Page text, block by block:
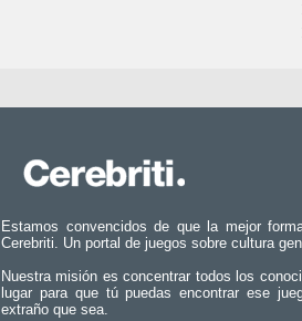
Estamos convencidos de que la mejor
Cerebriti. Un portal de juegos sobre cultura
Nuestra misión es concentrar todos los
lugar para que tú puedas encontrar ese
extraño que sea.